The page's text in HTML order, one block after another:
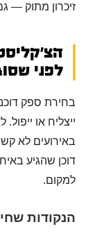
זיכרון מתוק —
לפני
בחירת ספק
ייצליח או
באירועים לא
דוכן שהגיע
למקום.
הנקודות